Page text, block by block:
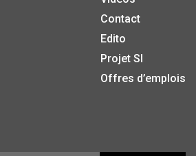
Contact
Edito
Projet SI
Offres d’emplois